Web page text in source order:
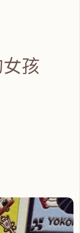
孩